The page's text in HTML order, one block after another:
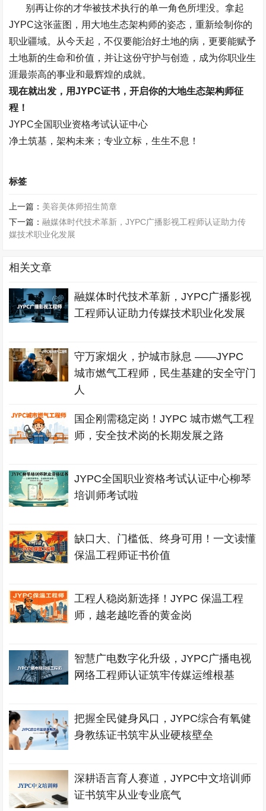
别再让你的才华被技术执行的单一角色所埋没。拿起
JYPC这张蓝图，用大地生态架构师的姿态，重新绘制你的
职业疆域。从今天起，不仅要能治好土地的病，更要能赋予
土地新的生命和价值，并让这份守护与创造，成为你职业生
涯最崇高的事业和最辉煌的成就。
现在就出发，用JYPC证书，开启你的大地生态架构师征
程！
JYPC全国职业资格考试认证中心
净土筑基，架构未来；专业立标，生生不息！
标签
上一篇： 美容美体师招生简章
下一篇：融媒体时代技术革新，JYPC广播影视工程师认证助力传
媒技术职业化发展
相关文章
融媒体时代技术革新，JYPC广播影视
工程师认证助力传媒技术职业化发展
守万家烟火，护城市脉息 ——JYPC
城市燃气工程师，民生基建的安全守门
人
国企刚需稳定岗！JYPC 城市燃气工程
师，安全技术岗的长期发展之路
JYPC全国职业资格考试认证中心柳琴
培训师考试啦
缺口大、门槛低、终身可用！一文读懂
保温工程师证书价值
工程人稳岗新选择！JYPC 保温工程
师，越老越吃香的黄金岗
智慧广电数字化升级，JYPC广播电视
网络工程师认证筑牢传媒运维根基
把握全民健身风口，JYPC综合有氧健
身教练证书筑牢从业硬核壁垒
深耕语言育人赛道，JYPC中文培训师
证书筑牢从业专业底气